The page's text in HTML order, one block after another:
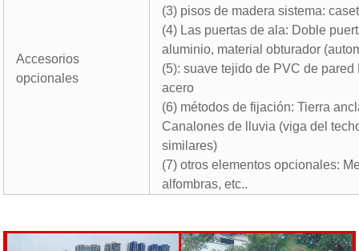
Accesorios
opcionales
(3) pisos de madera sistema:
(4) Las puertas de ala: Doble
aluminio, material obturador
(5): suave tejido de PVC de
acero
(6) métodos de fijación: Tierra
Canalones de lluvia (viga del
similares)
(7) otros elementos opcionales:
alfombras, etc..